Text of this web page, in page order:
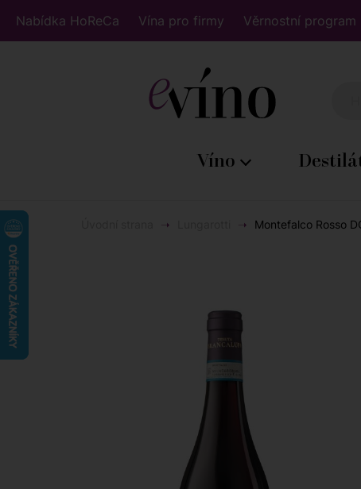
Nabídka HoReCa Vína pro firmy Věrnostní program
Víno
Montefalco Rosso